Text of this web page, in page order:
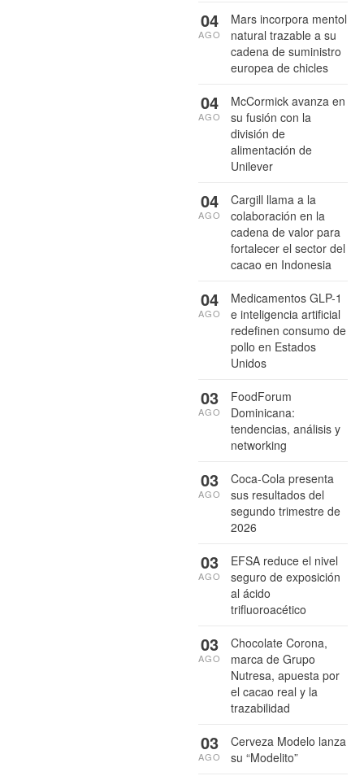
Mars incorpora mentol
natural trazable a su
cadena de suministro
europea de chicles
04
AGO
McCormick avanza en
su fusión con la
división de
alimentación de
Unilever
04
AGO
Cargill llama a la
colaboración en la
cadena de valor para
fortalecer el sector del
cacao en Indonesia
04
AGO
Medicamentos GLP-1
e inteligencia artificial
redefinen consumo de
pollo en Estados
Unidos
04
AGO
FoodForum
Dominicana:
tendencias, análisis y
networking
03
AGO
Coca-Cola presenta
sus resultados del
segundo trimestre de
2026
03
AGO
EFSA reduce el nivel
seguro de exposición
al ácido
trifluoroacético
03
AGO
Chocolate Corona,
marca de Grupo
Nutresa, apuesta por
el cacao real y la
trazabilidad
03
AGO
Cerveza Modelo lanza
su “Modelito”
03
AGO